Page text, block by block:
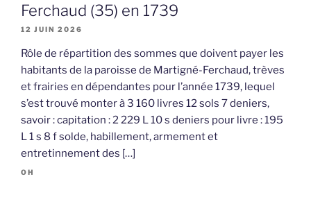
Ferchaud (35) en 1739
12 JUIN 2026
Rôle de répartition des sommes que doivent payer les
habitants de la paroisse de Martigné-Ferchaud, trèves
et frairies en dépendantes pour l’année 1739, lequel
s’est trouvé monter à 3 160 livres 12 sols 7 deniers,
savoir : capitation : 2 229 L 10 s deniers pour livre : 195
L 1 s 8 f solde, habillement, armement et
entretinnement des […]
OH